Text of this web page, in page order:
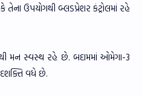
તેના ઉપયોગથી બ્લડપ્રેશર કંટ્રોલમાં રહે
મન સ્વસ્થ રહે છે. બદામમાં ઓમેગા-3
વધે છે.